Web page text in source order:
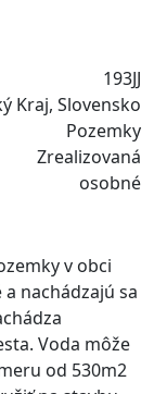
193JJ
Kraj, Slovensko
Pozemky
Zrealizovaná
osobné
v obci
nachádzajú sa
Voda môže
od 530m2